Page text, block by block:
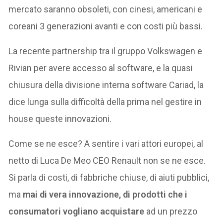
mercato saranno obsoleti, con cinesi, americani e
coreani 3 generazioni avanti e con costi più bassi.
La recente partnership tra il gruppo Volkswagen e
Rivian per avere accesso al software, e la quasi
chiusura della divisione interna software Cariad, la
dice lunga sulla difficoltà della prima nel gestire in
house queste innovazioni.
Come se ne esce? A sentire i vari attori europei, al
netto di Luca De Meo CEO Renault non se ne esce.
Si parla di costi, di fabbriche chiuse, di aiuti pubblici,
ma mai di vera innovazione, di prodotti che i
consumatori vogliano acquistare ad un prezzo